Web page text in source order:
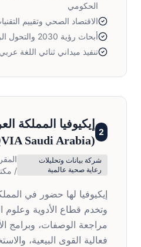
الحكومي
الاقتصاد الصحي وتقييم
أبحاث رؤية 2030 والتحول الرقمي الصحي
تنفيذ ميداني ثنائي اللغة
2
إيكيوفيا المملكة
(
Saudi Arabia
شركة بيانات وتحليلات
رعاية صحية عالمية
/
إيكيوفيا لها حضور في
وتخدم قطاع الأدوية وعلوم
مراجعة الوصفات، وبرامج
فعالية القوى البيعية،